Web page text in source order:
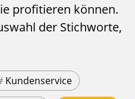
profitieren können.
der Stichworte,
Kundenservice